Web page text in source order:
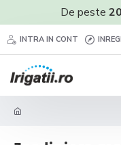
De peste
INTRA IN CONT